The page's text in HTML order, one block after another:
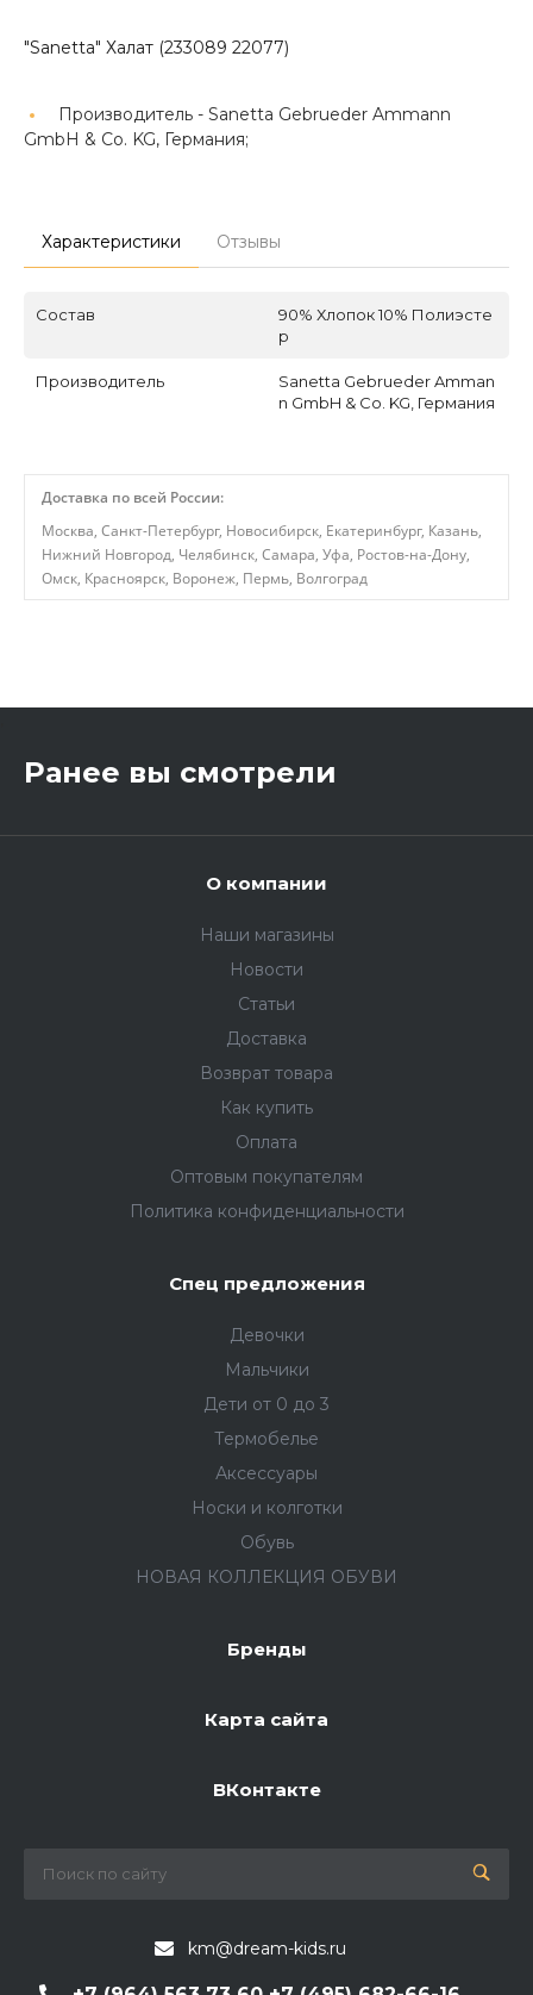
"Sanetta" Халат (233089 22077)
Производитель - Sanetta Gebrueder Ammann
GmbH & Co. KG, Германия;
Характеристики Отзывы
Состав
90% Хлопок 10% Полиэсте
р
Производитель
Sanetta Gebrueder Amman
n GmbH & Co. KG, Германия
Доставка по всей России:
Москва, Санкт-Петербург, Новосибирск, Екатеринбург, Казань,
Нижний Новгород, Челябинск, Самара, Уфа, Ростов-на-Дону,
Омск, Красноярск, Воронеж, Пермь, Волгоград
Ранее вы смотрели
О компании
Наши магазины
Новости
Статьи
Доставка
Возврат товара
Как купить
Оплата
Оптовым покупателям
Политика конфиденциальности
Спец предложения
Девочки
Мальчики
Дети от 0 до 3
Термобелье
Аксессуары
Носки и колготки
Обувь
НОВАЯ КОЛЛЕКЦИЯ ОБУВИ
Бренды
Карта сайта
ВКонтакте
km@dream-kids.ru